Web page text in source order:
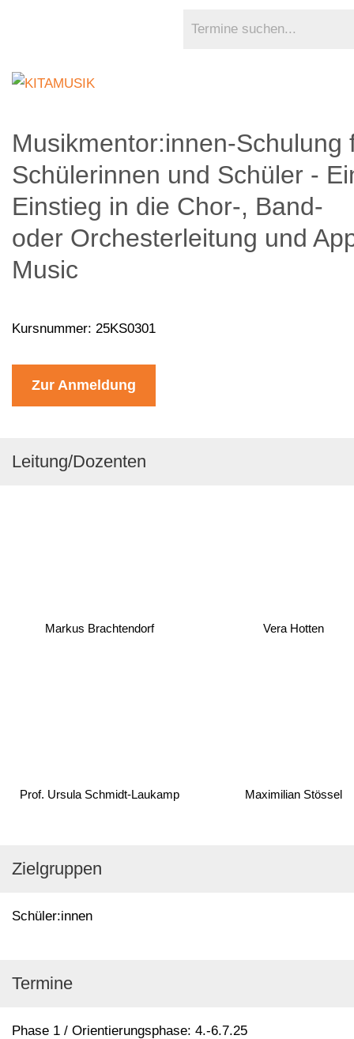
Musikmentor:innen-Schulung
Schülerinnen und Schüler -
Einstieg in die Chor-, Band-
oder Orchesterleitung und
Music
Kursnummer: 25KS0301
Zur Anmeldung
Leitung/Dozenten
Markus Brachtendorf Vera Hotten
Prof. Ursula Schmidt-Laukamp Maximilian Stössel
Zielgruppen
Schüler:innen
Termine
Phase 1 / Orientierungsphase: 4.-6.7.25